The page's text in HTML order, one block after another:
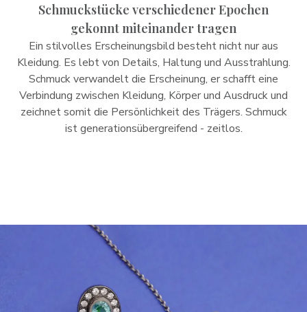
Schmuckstücke verschiedener Epochen
gekonnt miteinander tragen
Ein stilvolles Erscheinungsbild besteht nicht nur aus
Kleidung. Es lebt von Details, Haltung und Ausstrahlung.
Schmuck verwandelt die Erscheinung, er schafft eine
Verbindung zwischen Kleidung, Körper und Ausdruck und
zeichnet somit die Persönlichkeit des Trägers. Schmuck
ist generationsübergreifend - zeitlos.